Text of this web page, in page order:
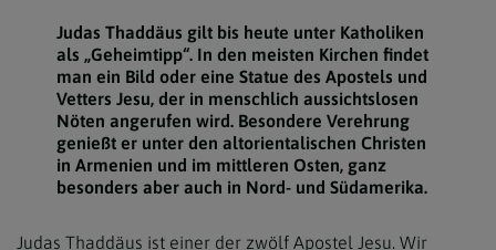
Judas Thaddäus gilt bis heute unter Katholiken
als „Geheimtipp“. In den meisten Kirchen findet
man ein Bild oder eine Statue des Apostels und
Vetters Jesu, der in menschlich aussichtslosen
Nöten angerufen wird. Besondere Verehrung
genießt er unter den altorientalischen Christen
in Armenien und im mittleren Osten, ganz
besonders aber auch in Nord- und Südamerika.
Judas Thaddäus ist einer der zwölf Apostel Jesu. Wir